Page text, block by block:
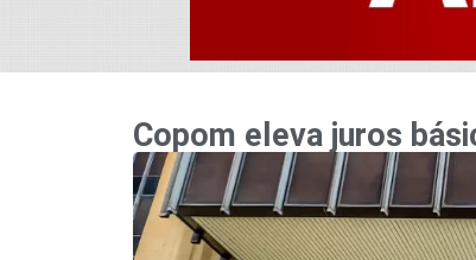
Copom eleva juros